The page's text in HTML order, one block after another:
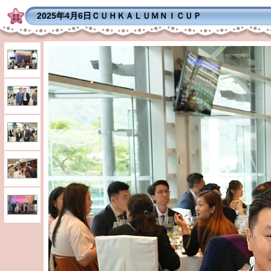
2025年4月6日ＣＵＨＫＡＬＵＭＮＩＣＵＰ